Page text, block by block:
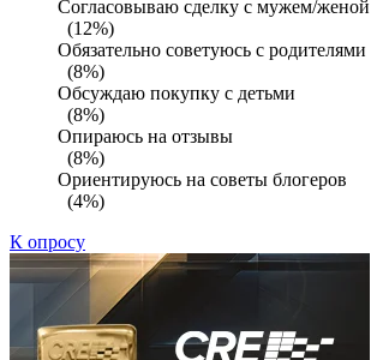
Согласовываю сделку с мужем/женой
(12%)
Обязательно советуюсь с родителями
(8%)
Обсуждаю покупку с детьми
(8%)
Опираюсь на отзывы
(8%)
Ориентируюсь на советы блогеров
(4%)
К опросу